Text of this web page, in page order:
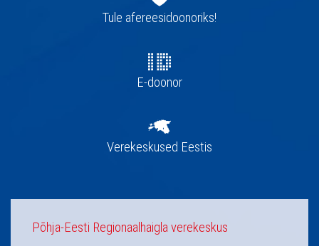
navigatsioonTule afereesidoonoriks!
E-doonor
Verekeskused Eestis
Põhja-Eesti Regionaalhaigla verekeskus